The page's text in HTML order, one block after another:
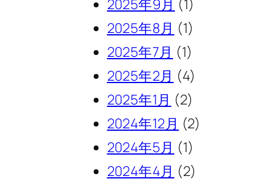
2025年9月 (1)
2025年8月 (1)
2025年7月 (1)
2025年2月 (4)
2025年1月 (2)
2024年12月 (2)
2024年5月 (1)
2024年4月 (2)